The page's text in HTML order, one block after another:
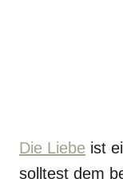
Die Liebe ist
solltest dem